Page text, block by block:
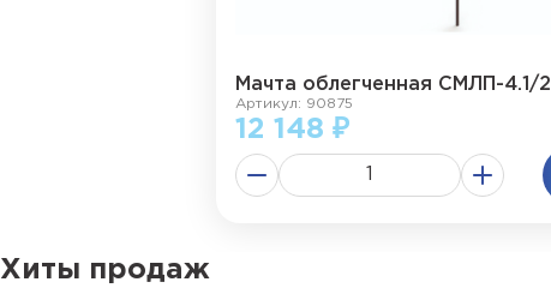
Мачта облегченная СМЛП-4.1/2
Артикул: 90875
12 148 ₽
Хиты продаж